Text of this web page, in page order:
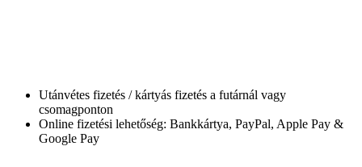
Utánvétes fizetés / kártyás fizetés a futárnál vagy
csomagponton
Online fizetési lehetőség: Bankkártya, PayPal, Apple Pay &
Google Pay